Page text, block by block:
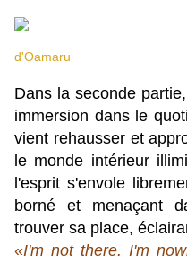
Lac de
d'Oamaru
Dans la seconde
immersion dans le
vient rehausser et
le monde intérieur
l'esprit s'envole
borné et menaçant
trouver sa place,
«I'm not there. I'm